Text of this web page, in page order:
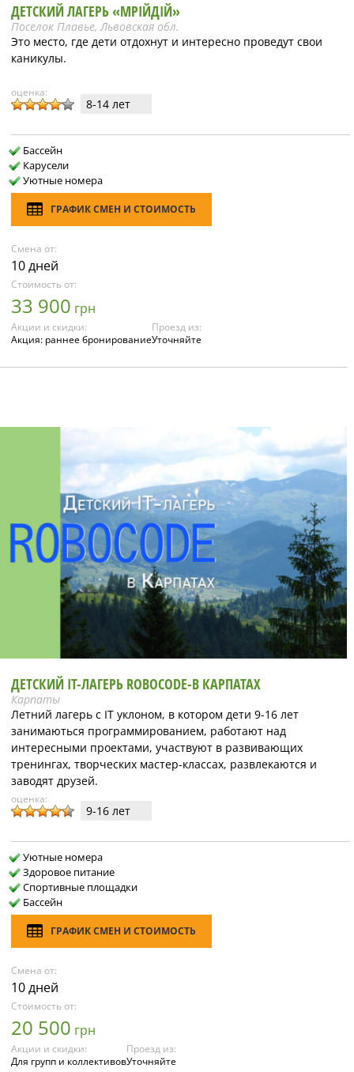
ДЕТСКИЙ ЛАГЕРЬ «МРІЙДІЙ»
Поселок Плавье, Львовская обл.
Это место, где дети отдохнут и интересно проведут свои
каникулы.
оценка:
8-14 лет
Бассейн
Карусели
Уютные номера
ГРАФИК СМЕН И СТОИМОСТЬ
Смена от:
10 дней
Стоимость от:
33 900 грн
Акции и скидки:
Акция: раннее бронирование
Проезд из:
Уточняйте
ДЕТСКИЙ IT-ЛАГЕРЬ ROBOCODE-В КАРПАТАХ
Карпаты
Летний лагерь с IT уклоном, в котором дети 9-16 лет
занимаються программированием, работают над
интересными проектами, участвуют в развивающих
тренингах, творческих мастер-классах, развлекаются и
заводят друзей.
оценка:
9-16 лет
Уютные номера
Здоровое питание
Спортивные площадки
Бассейн
ГРАФИК СМЕН И СТОИМОСТЬ
Смена от:
10 дней
Стоимость от:
20 500 грн
Акции и скидки:
Для групп и коллективов
Проезд из:
Уточняйте